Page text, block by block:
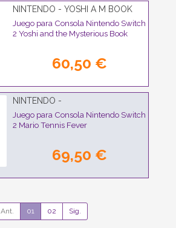
NINTENDO - YOSHI A M BOOK
Juego para Consola Nintendo Switch
2 Yoshi and the Mysterious Book
60,50 €
NINTENDO -
Juego para Consola Nintendo Switch
2 Mario Tennis Fever
69,50 €
Ant. 01 02 Sig.